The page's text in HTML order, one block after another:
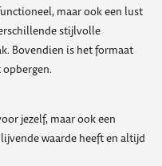
maar ook een lust
stijlvolle
Bovendien is het formaat
jezelf, maar ook een
waarde heeft en altijd